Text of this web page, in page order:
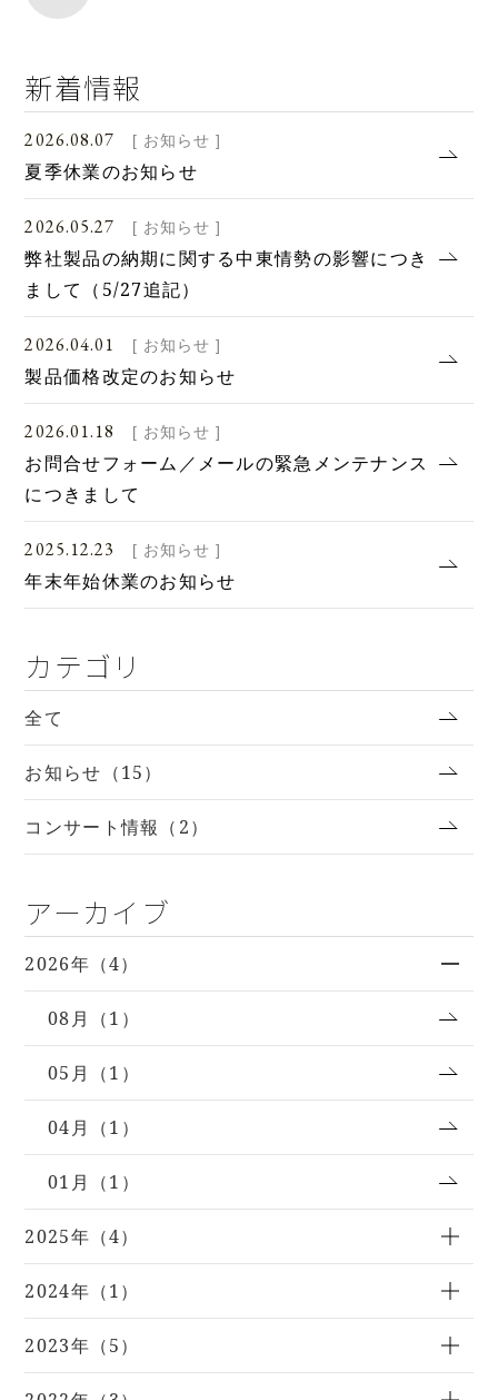
新着情報
2026.08.07 [ お知らせ ]
夏季休業のお知らせ
2026.05.27 [ お知らせ ]
弊社製品の納期に関する中東情勢の影響につき
まして（5/27追記）
2026.04.01 [ お知らせ ]
製品価格改定のお知らせ
2026.01.18 [ お知らせ ]
お問合せフォーム／メールの緊急メンテナンス
につきまして
2025.12.23 [ お知らせ ]
年末年始休業のお知らせ
カテゴリ
全て
お知らせ（15）
コンサート情報（2）
アーカイブ
2026年（4）
08月（1）
05月（1）
04月（1）
01月（1）
2025年（4）
2024年（1）
2023年（5）